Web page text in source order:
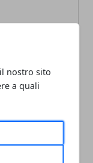
nostro sito
a quali